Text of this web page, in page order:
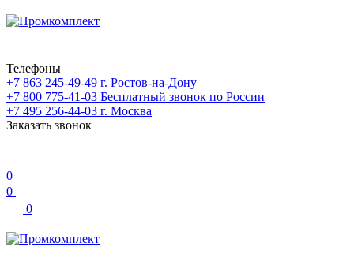
Телефоны
+7 863 245-49-49 г. Ростов-на-Дону
+7 800 775-41-03 Бесплатный звонок по России
+7 495 256-44-03 г. Москва
Заказать звонок
0
0
0